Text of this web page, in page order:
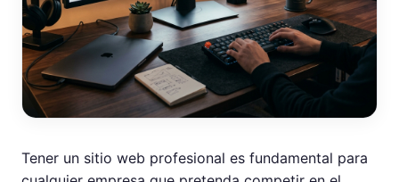
Tener un sitio web profesional es fundamental para